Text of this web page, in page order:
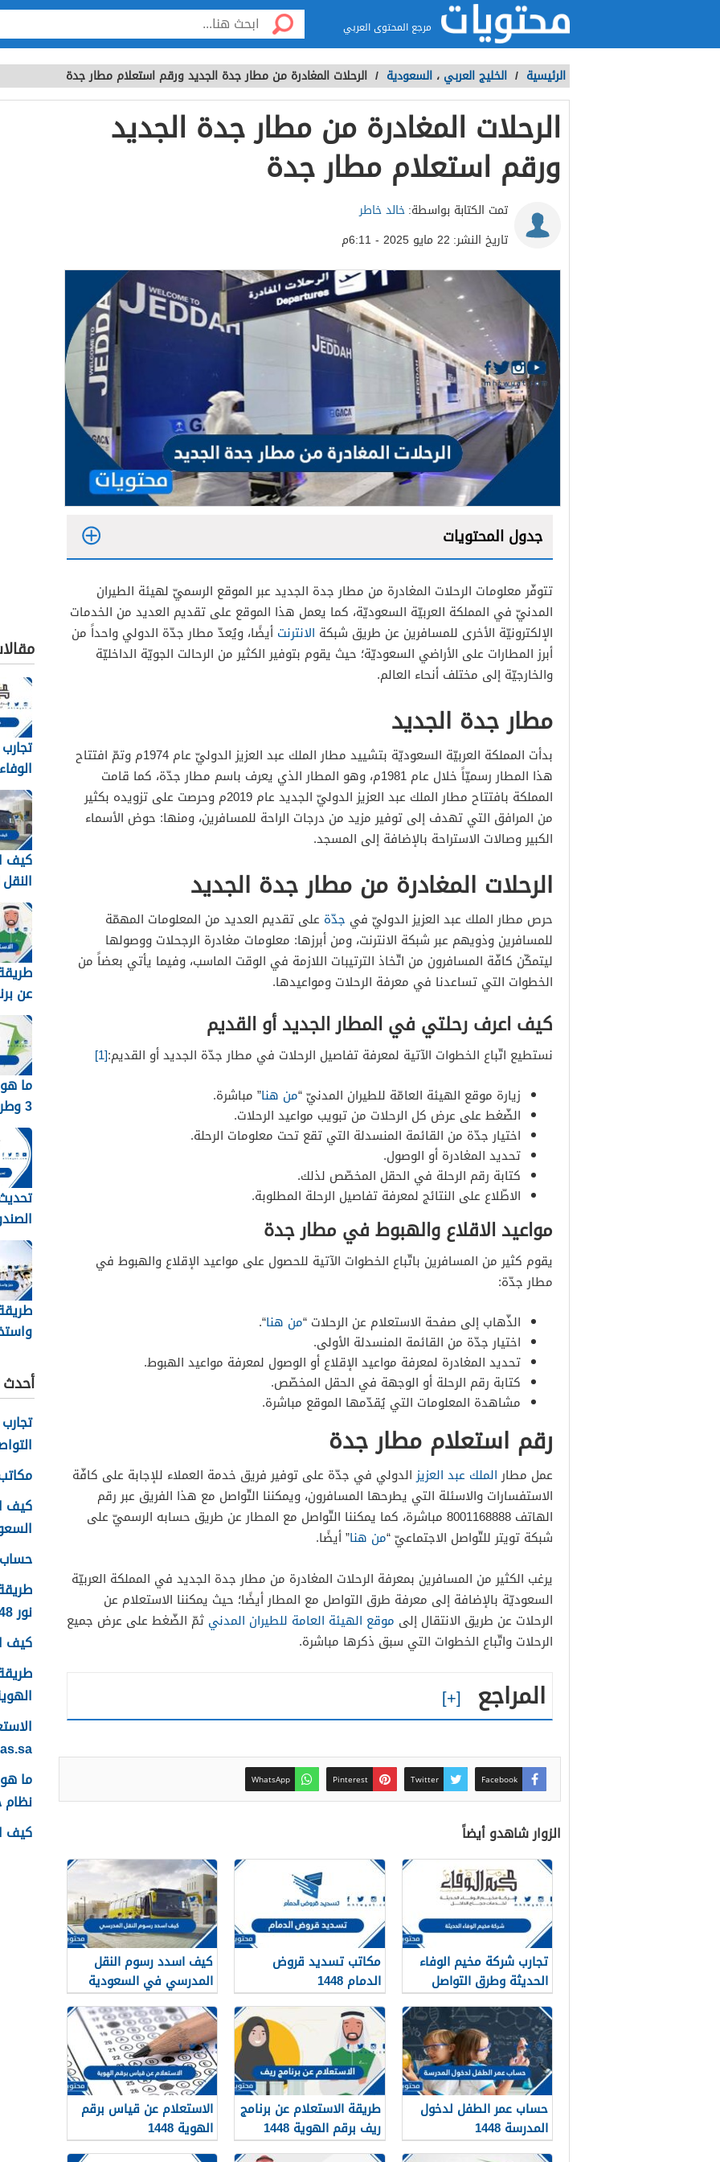
مرجع المحتوى العربي
الرئيسية / الخليج العربي ، السعودية / الرحلات المغادرة من مطار جدة الجديد ورقم استعلام مطار جدة
الرحلات المغادرة من مطار جدة الجديد
ورقم استعلام مطار جدة
تمت الكتابة بواسطة:خالد خاطر
تاريخ النشر: 22 مايو 2025 - 6:11م
جدول المحتويات
كيف اعرف رحلتي في المطار الجديد أو القديم
مواعيد الاقلاع والهبوط في مطار جدة
تتوفّر معلومات الرحلات المغادرة من مطار جدة الجديد عبر الموقع الرسميّ لهيئة الطيران
المدنيّ في المملكة العربيّة السعوديّة، كما يعمل هذا الموقع على تقديم العديد من الخدمات
الإلكترونيّة الأخرى للمسافرين عن طريق شبكة الانترنت أيضًا، ويُعدّ مطار جدّة الدولي واحداً من
أبرز المطارات على الأراضي السعوديّة؛ حيث يقوم بتوفير الكثير من الرحالت الجويّة الداخليّة
والخارجيّة إلى مختلف أنحاء العالم.
مطار جدة الجديد
بدأت المملكة العربيّة السعوديّة بتشييد مطار الملك عبد العزيز الدوليّ عام 1974م وتمّ افتتاح
هذا المطار رسميّاً خلال عام 1981م، وهو المطار الذي يعرف باسم مطار جدّة، كما قامت
المملكة بافتتاح مطار الملك عبد العزيز الدوليّ الجديد عام 2019م وحرصت على تزويده بكثير
من المرافق التي تهدف إلى توفير مزيد من درجات الراحة للمسافرين، ومنها: حوض الأسماء
الكبير وصالات الاستراحة بالإضافة إلى المسجد.
الرحلات المغادرة من مطار جدة الجديد
حرص مطار الملك عبد العزيز الدوليّ في جدّة على تقديم العديد من المعلومات المهمّة
للمسافرين وذويهم عبر شبكة الانترنت، ومن أبرزها: معلومات مغادرة الرجحلات ووصولها
ليتمكّن كافّة المسافرون من اتّخاذ الترتيبات اللازمة في الوقت الماسب، وفيما يأتي بعضاً من
الخطوات التي تساعدنا في معرفة الرحلات ومواعيدها.
كيف اعرف رحلتي في المطار الجديد أو القديم
نستطيع اتّباع الخطوات الآتية لمعرفة تفاصيل الرحلات في مطار جدّة الجديد أو القديم:[1]
زيارة موقع الهيئة العامّة للطيران المدنيّ “من هنا” مباشرة.
الضّغط على عرض كل الرحلات من تبويب مواعيد الرحلات.
اختيار جدّة من القائمة المنسدلة التي تقع تحت معلومات الرحلة.
تحديد المغادرة أو الوصول.
كتابة رقم الرحلة في الحقل المخصّص لذلك.
الاطّلاع على النتائج لمعرفة تفاصيل الرحلة المطلوبة.
مواعيد الاقلاع والهبوط في مطار جدة
يقوم كثير من المسافرين باتّباع الخطوات الآتية للحصول على مواعيد الإقلاع والهبوط في
مطار جدّة:
الذّهاب إلى صفحة الاستعلام عن الرحلات “من هنا“.
اختيار جدّة من القائمة المنسدلة الأولى.
تحديد المغادرة لمعرفة مواعيد الإقلاع أو الوصول لمعرفة مواعيد الهبوط.
كتابة رقم الرحلة أو الوجهة في الحقل المخصّص.
مشاهدة المعلومات التي يُقدّمها الموقع مباشرة.
رقم استعلام مطار جدة
عمل مطارالملك عبد العزيزالدولي في جدّة على توفير فريق خدمة العملاء للإجابة على كافّة
الاستفسارات والاسئلة التي يطرحها المسافرون، ويمكننا التّواصل مع هذا الفريق عبر رقم
الهاتف 8001168888 مباشرة، كما يمكننا التّواصل مع المطار عن طريق حسابه الرسميّ على
شبكة تويتر للتّواصل الاجتماعيّ “من هنا” أيضًا.
يرغب الكثير من المسافرين بمعرفة الرحلات المغادرة من مطار جدة الجديد في المملكة العربيّة
السعوديّة بالإضافة إلى معرفة طرق التواصل مع المطار أيضًا؛ حيث يمكننا الاستعلام عن
الرحلات عن طريق الانتقال إلى موقع الهيئة العامة للطيران المدني ثمّ الضّغط على عرض جميع
الرحلات واتّباع الخطوات التي سبق ذكرها مباشرة.
المراجع
Facebook
Twitter
Pinterest
WhatsApp
الزوار شاهدو أيضاً
تجارب شركة مخيم الوفاء
الحديثة وطرق التواصل
معهم 1448
مكاتب تسديد قروض
الدمام 1448
كيف اسدد رسوم النقل
المدرسي في السعودية
1448
حساب عمر الطفل لدخول
المدرسة 1448
طريقة الاستعلام عن برنامج
ريف برقم الهوية 1448
الاستعلام عن قياس برقم
الهوية 1448
services.qiyas.sa
وطرق
معهم
كيف
في
1448
عن
برقم
ما
3
نظام
أحدث
كيف
حساب
نور 1448
كيف
الهوية
نظام
كيف